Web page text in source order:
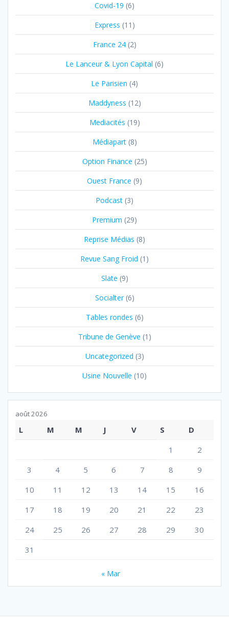
Covid-19 (6)
Express (11)
France 24(2)
Le Lanceur & Lyon Capital (6)
Le Parisien (4)
Maddyness (12)
Mediacités (19)
Médiapart(8)
Option Finance (25)
Ouest France (9)
Podcast (3)
Premium (29)
Reprise Médias (8)
Revue Sang Froid (1)
Slate (9)
Socialter(6)
Tables rondes (6)
Tribune de Genève (1)
Uncategorized (3)
Usine Nouvelle (10)
août 2026
L M M J V S
D
1
2
3
4 5 6 7 8
9
10
11 12 13 14 15
16
17
18 19 20 21 22
23
24
25 26 27 28 29
30
31
« Mar